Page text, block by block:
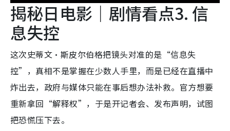
揭秘日电影｜剧情看点3. 信
息失控
这次史蒂文·斯皮尔伯格把镜头对准的是“信息失
控”，真相不是掌握在少数人手里，而是已经在直播中
炸出去，政府与媒体只能在事后想办法补救。官方想要
重新拿回“解释权”，于是开记者会、发布声明，试图
把恐慌压下去。